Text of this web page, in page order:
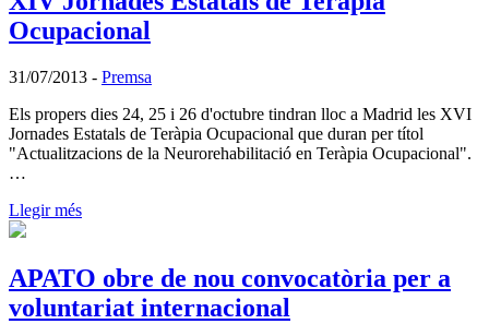
Ocupacional
31/07/2013 - Premsa
Els propers dies 24, 25 i 26 d'octubre tindran lloc a Madrid les XVI
Jornades Estatals de Teràpia Ocupacional que duran per títol
"Actualitzacions de la Neurorehabilitació en Teràpia Ocupacional".
…
Llegir més
APATO obre de nou convocatòria per a
voluntariat internacional